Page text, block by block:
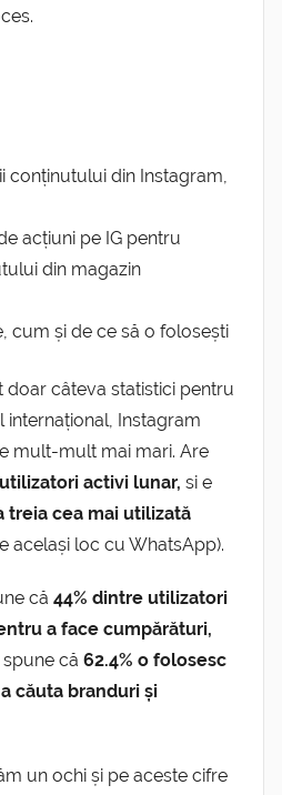
conținutului din Instagram,
acțiuni pe IG pentru
din magazin
cum și de ce să o folosești
doar câteva statistici pentru
internațional, Instagram
mult-mult mai mari. Are
activi lunar, si e
treia cea mai utilizată
același loc cu WhatsApp).
că 44% dintre utilizatori
a face cumpărături,
spune că 62.4% o folosesc
căuta branduri și
un ochi și pe aceste cifre